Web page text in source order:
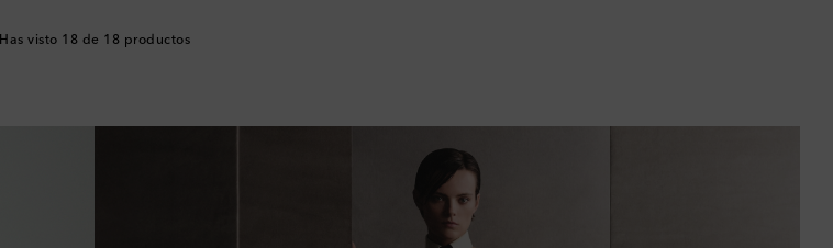
Has visto 18 de 18 productos
Canadá